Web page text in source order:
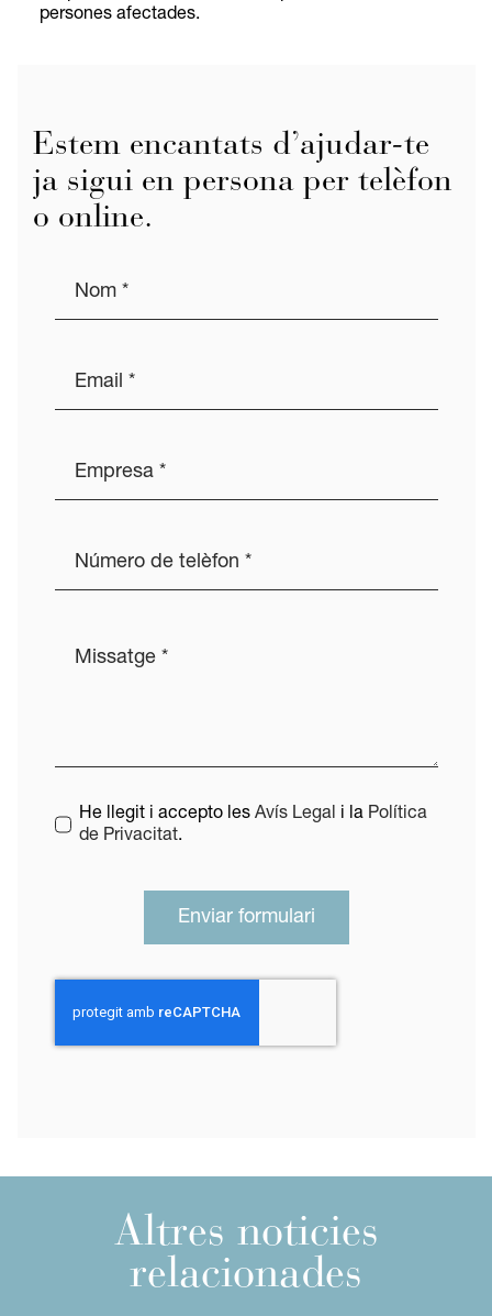
persones afectades.
Estem encantats d’ajudar-te
ja sigui en persona per telèfon
o online.
He llegit i accepto les Avís Legal i la Política
de Privacitat.
Enviar formulari
Altres noticies
relacionades